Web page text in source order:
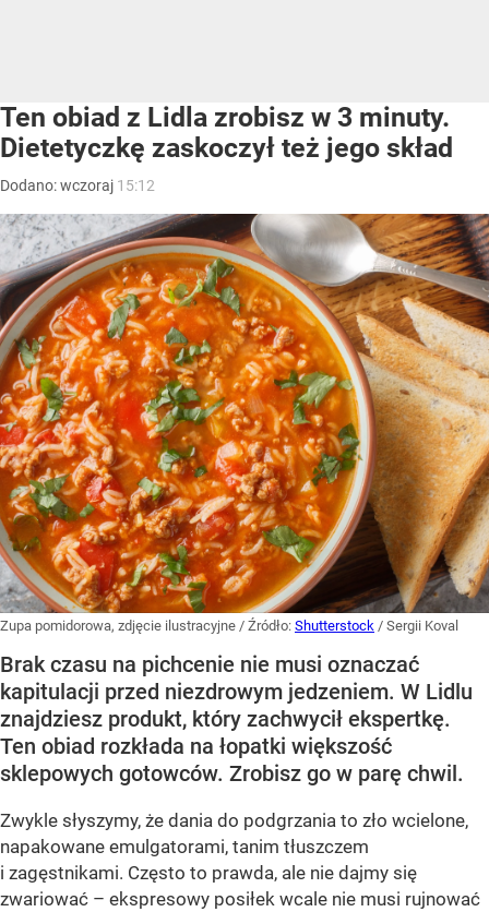
Ten obiad z Lidla zrobisz w 3 minuty.
Dietetyczkę zaskoczył też jego skład
Dodano:wczoraj 15:12
Zupa pomidorowa, zdjęcie ilustracyjne / Źródło: Shutterstock / Sergii Koval
Brak czasu na pichcenie nie musi oznaczać
kapitulacji przed niezdrowym jedzeniem. W Lidlu
znajdziesz produkt, który zachwycił ekspertkę.
Ten obiad rozkłada na łopatki większość
sklepowych gotowców. Zrobisz go w parę chwil.
Zwykle słyszymy, że dania do podgrzania to zło wcielone,
napakowane emulgatorami, tanim tłuszczem
i zagęstnikami. Często to prawda, ale nie dajmy się
zwariować – ekspresowy posiłek wcale nie musi rujnować